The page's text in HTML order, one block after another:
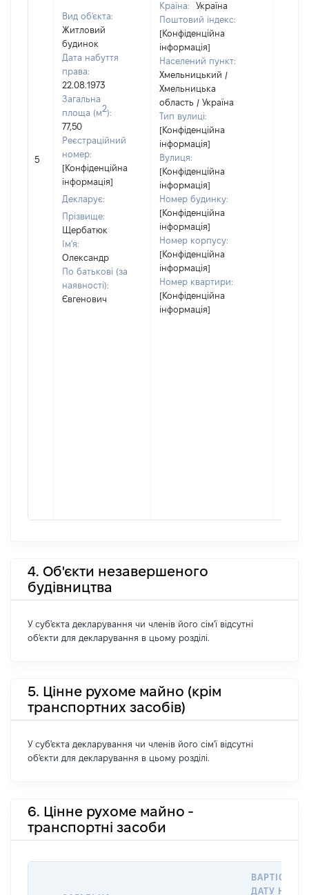
5
Вид об'єкта:
Житловий
будинок
Дата набуття
права:
22.08.1973
Загальна
площа (м2):
77,50
Реєстраційний
номер:
[Конфіденційна
інформація]
Декларує:
Прізвище:
Щербатюк
Ім'я:
Олександр
По батькові (за
наявності):
Євгенович
Країна:
Україна
Поштовий індекс:
[Конфіденційна
інформація]
Населений пункт:
Хмельницький /
Хмельницька
область / Україна
Тип вулиці:
[Конфіденційна
інформація]
Вулиця:
[Конфіденційна
інформація]
Номер будинку:
[Конфіденційна
інформація]
Номер корпусу:
[Конфіденційна
інформація]
Номер квартири:
[Конфіденційна
інформація]
4. Об'єкти незавершеного
будівництва
У суб'єкта декларування чи членів його сім'ї відсутні
об'єкти для декларування в цьому розділі.
5. Цінне рухоме майно (крім
транспортних засобів)
У суб'єкта декларування чи членів його сім'ї відсутні
об'єкти для декларування в цьому розділі.
6. Цінне рухоме майно -
транспортні засоби
ВАРТІСТЬ
ДАТУ